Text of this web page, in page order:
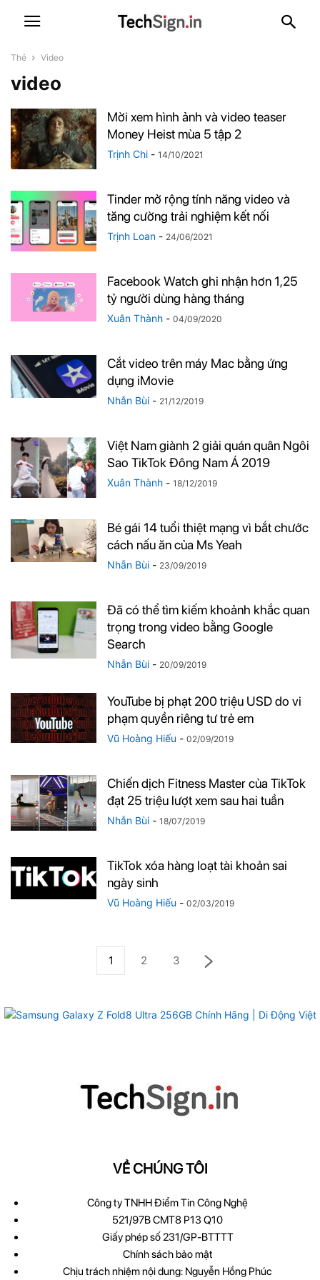
Thẻ Video
video
Mời xem hình ảnh và video teaser
Money Heist mùa 5 tập 2
Trịnh Chi - 14/10/2021
Tinder mở rộng tính năng video và
tăng cường trải nghiệm kết nối
Trịnh Loan - 24/06/2021
Facebook Watch ghi nhận hơn 1,25
tỷ người dùng hàng tháng
Xuân Thành - 04/09/2020
Cắt video trên máy Mac bằng ứng
dụng iMovie
Nhẫn Bùi - 21/12/2019
Việt Nam giành 2 giải quán quân Ngôi
Sao TikTok Đông Nam Á 2019
Xuân Thành - 18/12/2019
Bé gái 14 tuổi thiệt mạng vì bắt chước
cách nấu ăn của Ms Yeah
Nhẫn Bùi - 23/09/2019
Đã có thể tìm kiếm khoảnh khắc quan
trọng trong video bằng Google
Search
Nhẫn Bùi - 20/09/2019
YouTube bị phạt 200 triệu USD do vi
phạm quyền riêng tư trẻ em
Vũ Hoàng Hiếu - 02/09/2019
Chiến dịch Fitness Master của TikTok
đạt 25 triệu lượt xem sau hai tuần
Nhẫn Bùi - 18/07/2019
TikTok xóa hàng loạt tài khoản sai
ngày sinh
Vũ Hoàng Hiếu - 02/03/2019
1 2 3
VỀ CHÚNG TÔI
Công ty TNHH Điểm Tin Công Nghệ
521/97B CMT8 P13 Q10
Giấy phép số 231/GP-BTTTT
Chính sách bảo mật
Chịu trách nhiệm nội dung: Nguyễn Hồng Phúc